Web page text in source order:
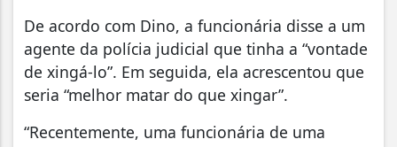
De acordo com Dino, a funcionária disse a um
agente da polícia judicial que tinha a “vontade
de xingá-lo”. Em seguida, ela acrescentou que
seria “melhor matar do que xingar”.
“Recentemente, uma funcionária de uma